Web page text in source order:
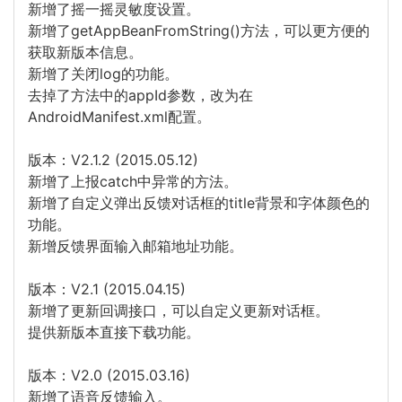
新增了摇一摇灵敏度设置。
新增了getAppBeanFromString()方法，可以更方便的
获取新版本信息。
新增了关闭log的功能。
去掉了方法中的appId参数，改为在
AndroidManifest.xml配置。
版本：V2.1.2 (2015.05.12)
新增了上报catch中异常的方法。
新增了自定义弹出反馈对话框的title背景和字体颜色的
功能。
新增反馈界面输入邮箱地址功能。
版本：V2.1 (2015.04.15)
新增了更新回调接口，可以自定义更新对话框。
提供新版本直接下载功能。
版本：V2.0 (2015.03.16)
新增了语音反馈输入。